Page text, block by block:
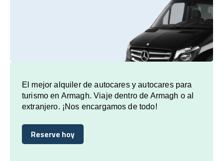
El mejor alquiler de autocares y autocares para
turismo en Armagh. Viaje dentro de Armagh o al
extranjero. ¡Nos encargamos de todo!
Reserve hoy
Reserve hoy